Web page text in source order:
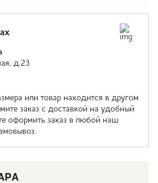
д.23
или товар находится в другом
заказ с доставкой на удобный
оформить заказ в любой наш